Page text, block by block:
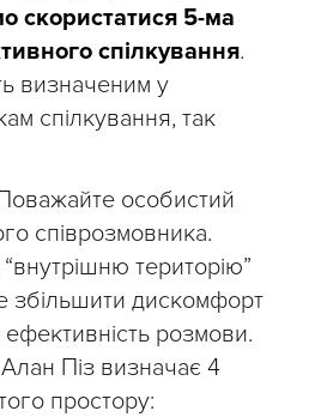
скористатися 5-ма
спілкування.
визначеним у
спілкування, так
особистий
співрозмовника.
територію”
дискомфорт
ефективність розмови.
Піз визначає 4
простору: